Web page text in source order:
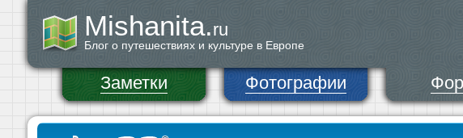
Mishanita.ru
Блог о путешествиях и культуре в Европе
Заметки Фотографии